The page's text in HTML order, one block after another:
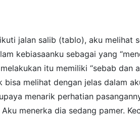
jalan salib (tablo), aku melihat
kebiasaanku sebagai yang
itu memiliki “sebab dan
melihat dengan jelas dalam
menarik perhatian
menerka dia sedang pamer.